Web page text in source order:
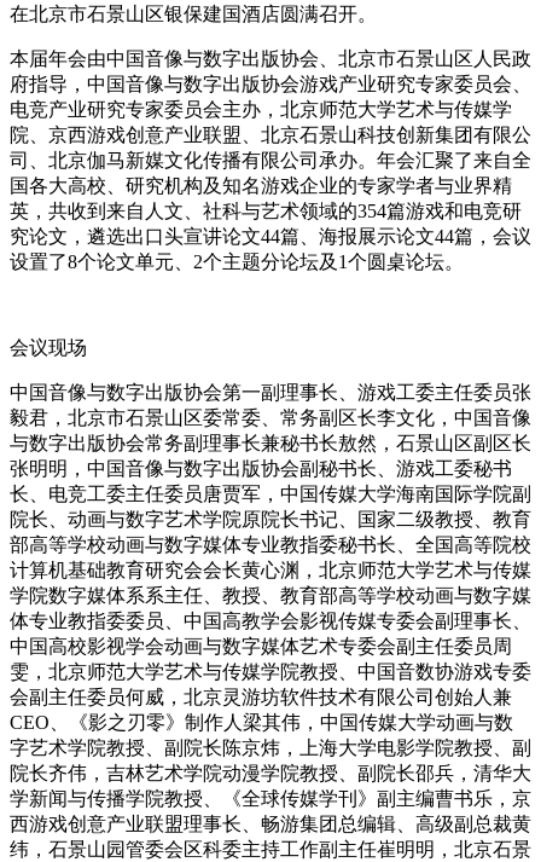
在北京市石景山区银保建国酒店圆满召开。
本届年会由中国音像与数字出版协会、北京市石景山区人民政
府指导，中国音像与数字出版协会游戏产业研究专家委员会、
电竞产业研究专家委员会主办，北京师范大学艺术与传媒学
院、京西游戏创意产业联盟、北京石景山科技创新集团有限公
司、北京伽马新媒文化传播有限公司承办。年会汇聚了来自全
国各大高校、研究机构及知名游戏企业的专家学者与业界精
英，共收到来自人文、社科与艺术领域的354篇游戏和电竞研
究论文，遴选出口头宣讲论文44篇、海报展示论文44篇，会议
设置了8个论文单元、2个主题分论坛及1个圆桌论坛。
会议现场
中国音像与数字出版协会第一副理事长、游戏工委主任委员张
毅君，北京市石景山区委常委、常务副区长李文化，中国音像
与数字出版协会常务副理事长兼秘书长敖然，石景山区副区长
张明明，中国音像与数字出版协会副秘书长、游戏工委秘书
长、电竞工委主任委员唐贾军，中国传媒大学海南国际学院副
院长、动画与数字艺术学院原院长书记、国家二级教授、教育
部高等学校动画与数字媒体专业教指委秘书长、全国高等院校
计算机基础教育研究会会长黄心渊，北京师范大学艺术与传媒
学院数字媒体系系主任、教授、教育部高等学校动画与数字媒
体专业教指委委员、中国高教学会影视传媒专委会副理事长、
中国高校影视学会动画与数字媒体艺术专委会副主任委员周
雯，北京师范大学艺术与传媒学院教授、中国音数协游戏专委
会副主任委员何威，北京灵游坊软件技术有限公司创始人兼
CEO、《影之刃零》制作人梁其伟，中国传媒大学动画与数
字艺术学院教授、副院长陈京炜，上海大学电影学院教授、副
院长齐伟，吉林艺术学院动漫学院教授、副院长邵兵，清华大
学新闻与传播学院教授、《全球传媒学刊》副主编曹书乐，京
西游戏创意产业联盟理事长、畅游集团总编辑、高级副总裁黄
纬，石景山园管委会区科委主持工作副主任崔明明，北京石景